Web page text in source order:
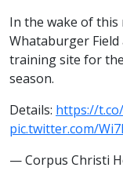
In the wake of this
Whataburger
training site for
season.
Details: https://
pic.twitter.com/
— Corpus Christi